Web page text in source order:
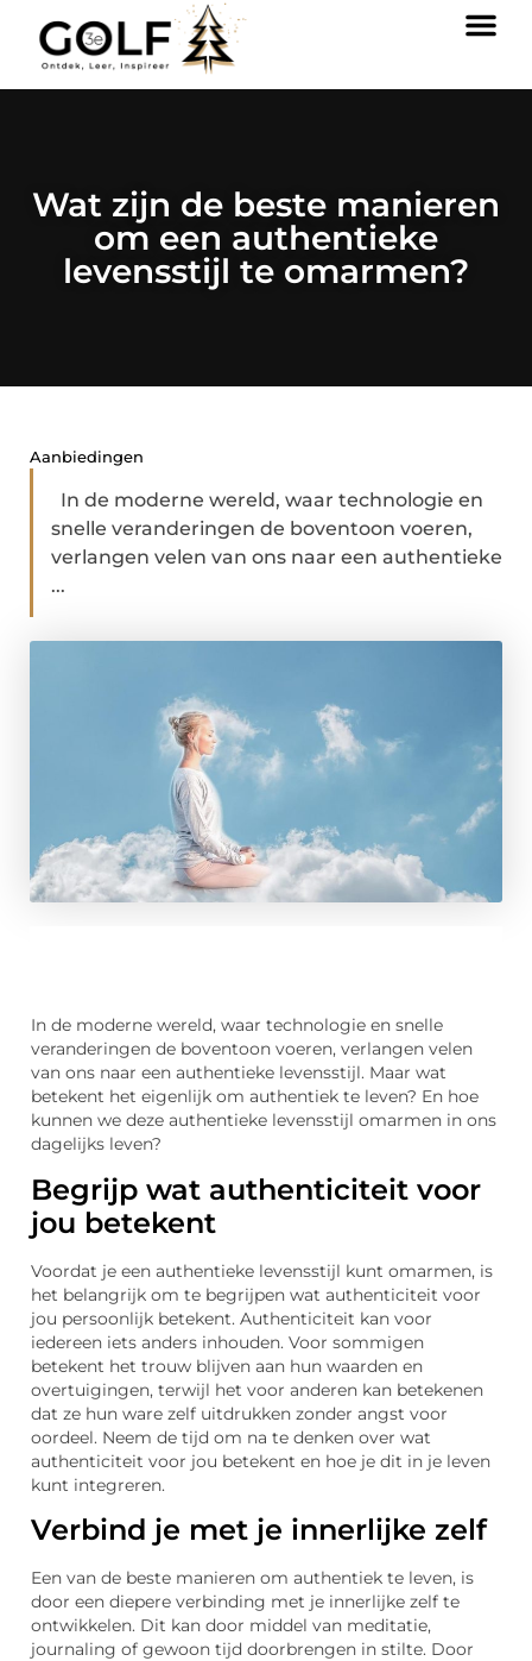
Wat zijn de beste manieren
om een authentieke
levensstijl te omarmen?
Aanbiedingen
In de moderne wereld, waar technologie en
snelle veranderingen de boventoon voeren,
verlangen velen van ons naar een authentieke
...
In de moderne wereld, waar technologie en snelle
veranderingen de boventoon voeren, verlangen velen
van ons naar een authentieke levensstijl. Maar wat
betekent het eigenlijk om authentiek te leven? En hoe
kunnen we deze authentieke levensstijl omarmen in ons
dagelijks leven?
Begrijp wat authenticiteit voor
jou betekent
Voordat je een authentieke levensstijl kunt omarmen, is
het belangrijk om te begrijpen wat authenticiteit voor
jou persoonlijk betekent. Authenticiteit kan voor
iedereen iets anders inhouden. Voor sommigen
betekent het trouw blijven aan hun waarden en
overtuigingen, terwijl het voor anderen kan betekenen
dat ze hun ware zelf uitdrukken zonder angst voor
oordeel. Neem de tijd om na te denken over wat
authenticiteit voor jou betekent en hoe je dit in je leven
kunt integreren.
Verbind je met je innerlijke zelf
Een van de beste manieren om authentiek te leven, is
door een diepere verbinding met je innerlijke zelf te
ontwikkelen. Dit kan door middel van meditatie,
journaling of gewoon tijd doorbrengen in stilte. Door